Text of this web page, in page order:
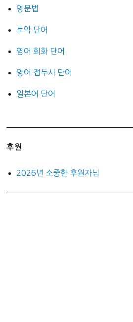
영문법
토익 단어
영어 회화 단어
영어 접두사 단어
일본어 단어
후원
2026년 소중한 후원자님